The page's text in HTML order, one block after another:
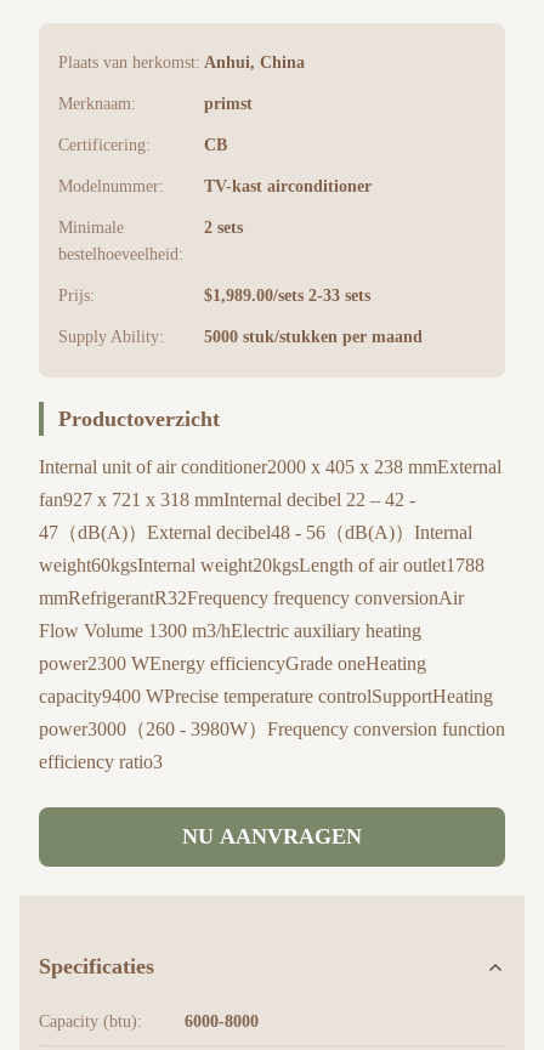
Plaats van herkomst: Anhui, China
Merknaam: primst
Certificering: CB
Modelnummer: TV-kast airconditioner
Minimale
bestelhoeveelheid:
2 sets
Prijs: $1,989.00/sets 2-33 sets
Supply Ability: 5000 stuk/stukken per maand
Productoverzicht
Internal unit of air conditioner2000 x 405 x 238 mmExternal
fan927 x 721 x 318 mmInternal decibel 22 – 42 -
47（dB(A)）External decibel48 - 56（dB(A)）Internal
weight60kgsInternal weight20kgsLength of air outlet1788
mmRefrigerantR32Frequency frequency conversionAir
Flow Volume 1300 m3/hElectric auxiliary heating
power2300 WEnergy efficiencyGrade oneHeating
capacity9400 WPrecise temperature controlSupportHeating
power3000（260 - 3980W）Frequency conversion function
efficiency ratio3
NU AANVRAGEN
Specificaties
Capacity (btu): 6000-8000